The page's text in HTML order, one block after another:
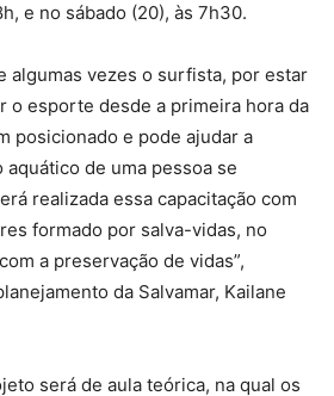
e no sábado (20), às 7h30.
algumas vezes o surfista, por estar
o esporte desde a primeira hora da
posicionado e pode ajudar a
de uma pessoa se
realizada essa capacitação com
formado por salva-vidas, no
a preservação de vidas”,
da Salvamar, Kailane
será de aula teórica, na qual os